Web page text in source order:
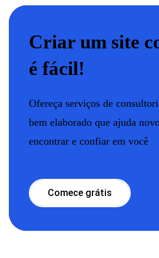
Criar um site
é fácil!
Ofereça serviços de
bem elaborado que ajuda
encontrar e confiar em você
Comece grátis